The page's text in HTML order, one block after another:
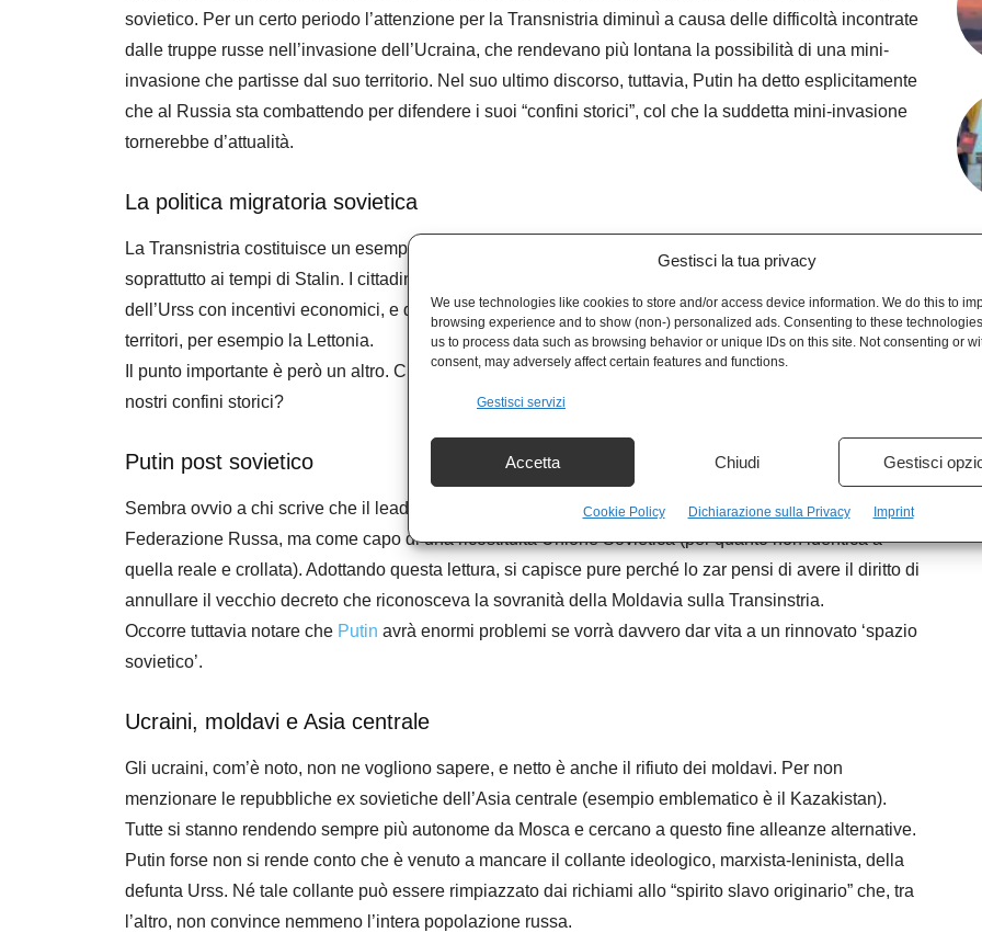
Gestisci la tua privacy
We use technologies like cookies to store and/or access device information. We do this to
browsing experience and to show (non-) personalized ads. Consenting to these
us to process data such as browsing behavior or unique IDs on this site. Not consenting or
consent, may adversely affect certain features and functions.
Gestisci servizi
Accetta Chiudi Gestisci
Cookie Policy Dichiarazione sulla Privacy Imprint
sovietico. Per un certo periodo l’attenzione per la Transnistria diminuì a causa delle difficoltà incontrate
dalle truppe russe nell’invasione dell’Ucraina, che rendevano più lontana la possibilità di una mini-
invasione che partisse dal suo territorio. Nel suo ultimo discorso, tuttavia, Putin ha detto esplicitamente
che al Russia sta combattendo per difendere i suoi “confini storici”, col che la suddetta mini-invasione
tornerebbe d’attualità.
La politica migratoria sovietica
La Transnistria costituisce un esempio del successo della politica migratoria praticata dai sovietici,
soprattutto ai tempi di Stalin. I cittadini russi venivano incoraggiati a stabilirsi in altre repubbliche
dell’Urss con incentivi economici, e questo spiega la presenza di vaste comunità russofone in altri
territori, per esempio la Lettonia.
Il punto importante è però un altro. Che intende dire realmentePutin quando menziona la ‘difesa dei
nostri confini storici?
Putin post sovietico
Sembra ovvio a chi scrive che il leader del Cremlino in questo caso parli non tanto da presidente della
Federazione Russa, ma come capo di una ricostituita Unione Sovietica (per quanto non identica a
quella reale e crollata). Adottando questa lettura, si capisce pure perché lo zar pensi di avere il diritto di
annullare il vecchio decreto che riconosceva la sovranità della Moldavia sulla Transinstria.
Occorre tuttavia notare che Putin avrà enormi problemi se vorrà davvero dar vita a un rinnovato ‘spazio
sovietico’.
Ucraini, moldavi e Asia centrale
Gli ucraini, com’è noto, non ne vogliono sapere, e netto è anche il rifiuto dei moldavi. Per non
menzionare le repubbliche ex sovietiche dell’Asia centrale (esempio emblematico è il Kazakistan).
Tutte si stanno rendendo sempre più autonome da Mosca e cercano a questo fine alleanze alternative.
Putin forse non si rende conto che è venuto a mancare il collante ideologico, marxista-leninista, della
defunta Urss. Né tale collante può essere rimpiazzato dai richiami allo “spirito slavo originario” che, tra
l’altro, non convince nemmeno l’intera popolazione russa.